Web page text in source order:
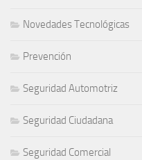
Novedades Tecnológicas
Prevención
Seguridad Automotriz
Seguridad Ciudadana
Seguridad Comercial